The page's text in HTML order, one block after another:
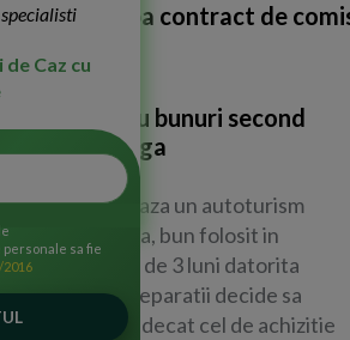
dupa contract de
TVA pentru bunuri second
cu Ionut Jinga
achizitioneaza un autoturism
persoana fizica, bun folosit in
o perioada de 3 luni datorita
mai multe reparatii decide sa
un pret mai mic decat cel de achizitie
Caz cu
sa fie
2016